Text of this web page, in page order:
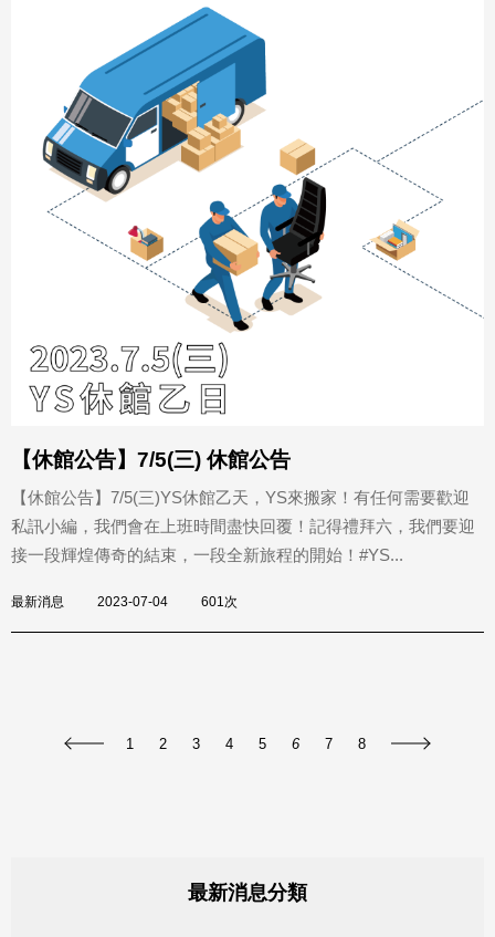
【休館公告】7/5(三) 休館公告
【休館公告】7/5(三)󠀠YS休館乙天，YS來搬家！有任何需要歡迎
私訊小編，我們會在上班時間盡快回覆！󠀠記得禮拜六，我們要迎
接一段輝煌傳奇的結束，一段全新旅程的開始！󠀠#YS...
最新消息 2023-07-04 601次
1 2 3 4 5 6 7 8
最新消息分類